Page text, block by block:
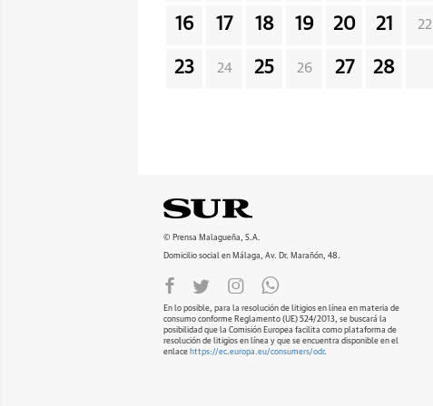
16 17 18 19 20 21 22
23 24 25 26 27 28
© Prensa Malagueña, S.A.
Domicilio social en Málaga, Av. Dr. Marañón, 48.
En lo posible, para la resolución de litigios en línea en materia de
consumo conforme Reglamento (UE) 524/2013, se buscará la
posibilidad que la Comisión Europea facilita como plataforma de
resolución de litigios en línea y que se encuentra disponible en el
enlace https://ec.europa.eu/consumers/odr.